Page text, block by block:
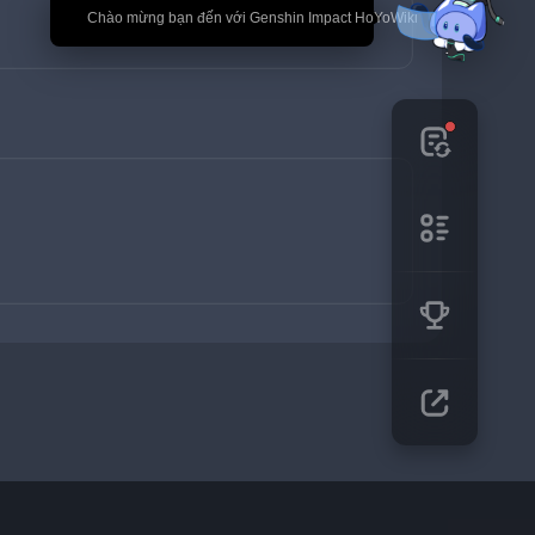
🎉 Chào mừng bạn đến với Genshin Impact HoYoWiki